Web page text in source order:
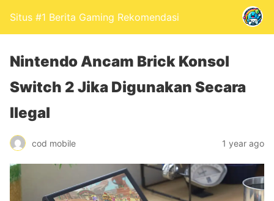
Situs #1 Berita Gaming Rekomendasi
Nintendo Ancam Brick Konsol
Switch 2 Jika Digunakan Secara
Ilegal
cod mobile 1 year ago